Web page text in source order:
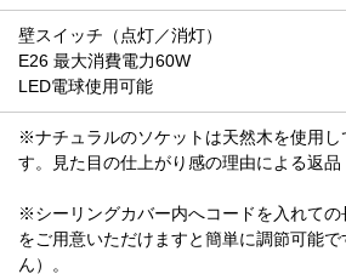
壁スイッチ（点灯／消灯）
E26 最大消費電力60W
LED電球使用可能
※ナチュラルのソケットは天然木を使用
す。見た目の仕上がり感の理由による返
※シーリングカバー内へコードを入れて
をご用意いただけますと簡単に調節可能
ん）。